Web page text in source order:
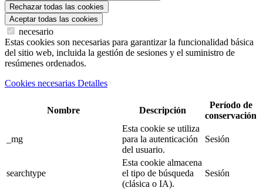
Rechazar todas las cookies
Aceptar todas las cookies
necesario
Estas cookies son necesarias para garantizar la funcionalidad básica
del sitio web, incluida la gestión de sesiones y el suministro de
resúmenes ordenados.
Cookies necesarias Detalles
Nombre Descripción
Período de
conservación
_mg
Esta cookie se utiliza
para la autenticación
del usuario.
Sesión
searchtype
Esta cookie almacena
el tipo de búsqueda
(clásica o IA).
Sesión